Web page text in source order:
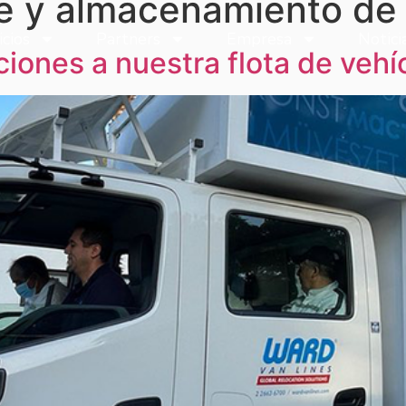
Empresa Noticias
y almacenamiento
a nuestra flota de